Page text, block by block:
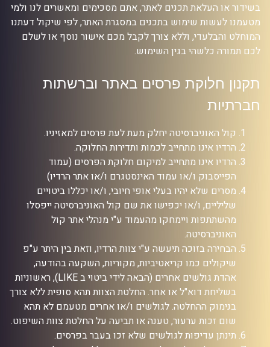
בשידור או העלאת תכנים לאתר, אתם מסכימים ומאשרים לנו ולמי
מטעמנו לעשות שימוש בתכנים במסגרת האתר, לפי שיקול דעתנו
המוחלט והבלעדי, וללא צורך לקבל מכם אישור נוסף או לשלם
לכם תמורה כלשהי בגין השימוש.
תקנון חלוקת פרסים באתר וברשתות
חברתיות
קול האוניברסיטה יחלק מעת לעת פרסים למאזיניו.
הרדיו אינו מתחייב לכמות ותדירות החלוקה.
הרדיו אינו מתחייב למיקום חלוקת הפרסים (עמוד
הפייסבוק ו/או עמוד האינסטגרם ו/או אתר הרדיו)
מסרים שלא יהיו בעלי אופי חיובי, ו/או יכללו ביטויים
שליליים, ו/או יכפישו את שם קול האוניברסיטה ייפסלו
מהשתתפות ויימחקו מהעמוד ע"י מנהלי אתר קול
האוניברסיטה.
הבחירה בזוכה תיעשה ע"י צוות הרדיו, וזאת בין היתר ע"פ
שיקולים כמו קריאטיביות, מקוריות, השקעה בהודעה,
אהדת גולשים אחרים (הבאה לידי ביטוי ב LIKE), ראשוניות
בשליחת דוא"ל או אחר. החלטת הצוות תהא סופית ללא צורך
בנימוק ההחלטה. לגולשים ו/או אחרים מטעמם לא תהא
שום זכות ערעור, טענה או תביעה על החלטת צוות השיפוט.
תינתן עדיפות לגולשים שלא זכו בעבר בפרסים.